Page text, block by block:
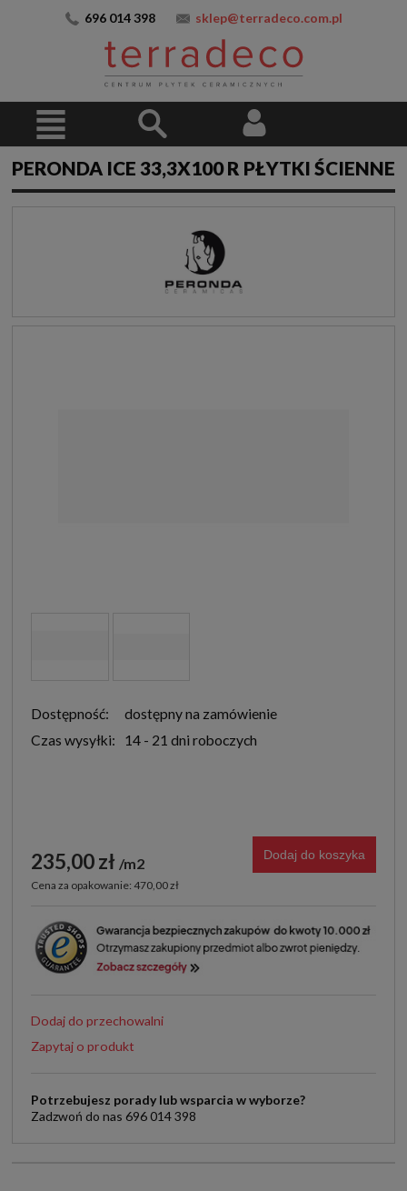
696 014 398 sklep@terradeco.com.pl
PERONDA ICE 33,3X100 R PŁYTKI ŚCIENNE
Dostępność:
dostępny na zamówienie
Czas wysyłki:
14 - 21 dni roboczych
235,00 zł m2
Cena za opakowanie: 470,00 zł
Dodaj do koszyka
Dodaj do przechowalni
Zapytaj o produkt
Potrzebujesz porady lub wsparcia w wyborze?
Zadzwoń do nas 696 014 398